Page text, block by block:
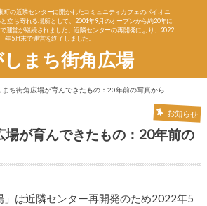
町の近隣センターに開かれたコミュニティカフェのパイオニ
立ち寄れる場所として、2001年9月のオープンから約20年に
運営が継続されました。近隣センターの再開発により、2022
年5月末で運営を終了しました。
まち街角広場
まち街角広場が育んできたもの：20年前の写真から
お知らせ
場が育んできたもの：20年前の
」は近隣センター再開発のため2022年5